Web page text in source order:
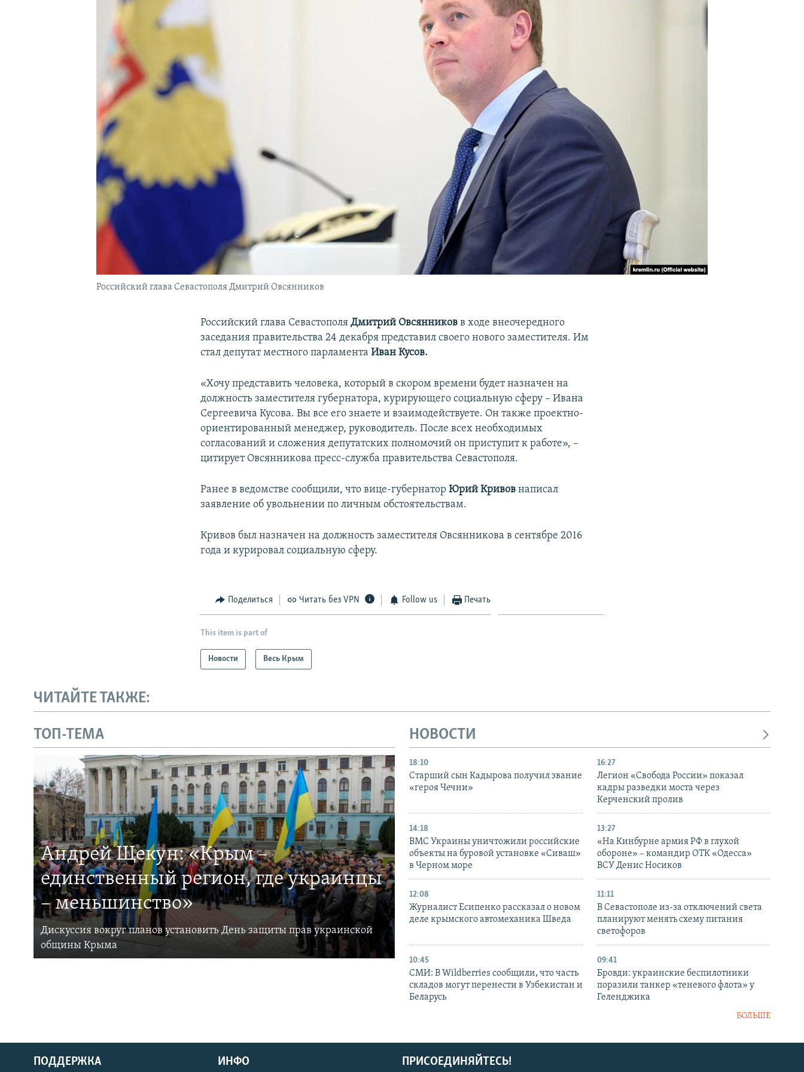
УКРАИНСКАЯ ПРОБЛЕМА КРЫМА
Российский глава Севастополя Дмитрий Овсянников
Российский глава СевастополяДмитрий Овсянников в ходе внеочередного
заседания правительства 24 декабря представил своего нового заместителя. Им
стал депутат местного парламентаИван Кусов.
«Хочу представить человека, который в скором времени будет назначен на
должность заместителя губернатора, курирующего социальную сферу – Ивана
Сергеевича Кусова. Вы все его знаете и взаимодействуете. Он также проектно-
ориентированный менеджер, руководитель. После всех необходимых
согласований и сложения депутатских полномочий он приступит к работе», –
цитирует Овсянникова пресс-служба правительства Севастополя.
Ранее в ведомстве сообщили, что вице-губернаторЮрий Кривовнаписал
заявление об увольнении по личным обстоятельствам.
Кривов был назначен на должность заместителя Овсянникова в сентябре 2016
года и курировал социальную сферу.
Поделиться Читать без VPN Follow us Печать
This item is part of
Новости Весь Крым
ЧИТАЙТЕ ТАКЖЕ:
ТОП-ТЕМА
Андрей Щекун: «Крым –
единственный регион, где украинцы
– меньшинство»
Дискуссия вокруг планов установить День защиты прав украинской
общины Крыма
НОВОСТИ
18:10
Старший сын Кадырова получил звание
«героя Чечни»
16:27
Легион «Свобода России» показал
кадры разведки моста через
Керченский пролив
14:18
ВМС Украины уничтожили российские
объекты на буровой установке «Сиваш»
в Черном море
13:27
«На Кинбурне армия РФ в глухой
обороне» – командир ОТК «Одесса»
ВСУ Денис Носиков
12:08
Журналист Есипенко рассказал о новом
деле крымского автомеханика Шведа
11:11
В Севастополе из-за отключений света
планируют менять схему питания
светофоров
10:45
СМИ: В Wildberries сообщили, что часть
складов могут перенести в Узбекистан и
Беларусь
09:41
Бровди: украинские беспилотники
поразили танкер «теневого флота» у
Геленджика
БОЛЬШЕ
ПРИСОЕДИНЯЙТЕСЬ!
ПОДДЕРЖКА ИНФО